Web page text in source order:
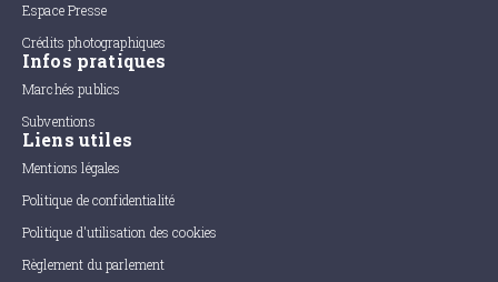
Espace Presse
Crédits photographiques
Infos pratiques
Marchés publics
Subventions
Liens utiles
Mentions légales
Politique de confidentialité
Politique d'utilisation des cookies
Règlement du parlement